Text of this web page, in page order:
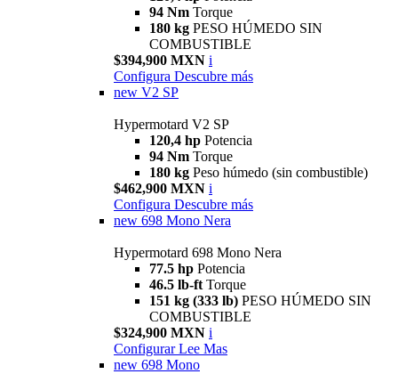
94 Nm Torque
180 kg PESO HÚMEDO SIN
COMBUSTIBLE
$394,900 MXN i
Configura Descubre más
new V2 SP
Hypermotard V2 SP
120,4 hp Potencia
94 Nm Torque
180 kg Peso húmedo (sin combustible)
$462,900 MXN i
Configura Descubre más
new 698 Mono Nera
Hypermotard 698 Mono Nera
77.5 hp Potencia
46.5 lb-ft Torque
151 kg (333 lb) PESO HÚMEDO SIN
COMBUSTIBLE
$324,900 MXN i
Configurar Lee Mas
new 698 Mono